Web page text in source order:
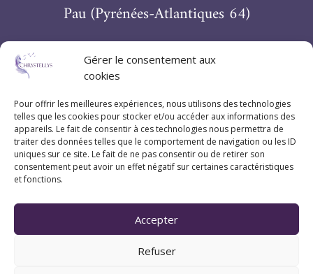
Gérer le consentement aux
cookies
Pour offrir les meilleures expériences, nous utilisons des technologies
telles que les cookies pour stocker et/ou accéder aux informations des
appareils. Le fait de consentir à ces technologies nous permettra de
traiter des données telles que le comportement de navigation ou les ID
uniques sur ce site. Le fait de ne pas consentir ou de retirer son
consentement peut avoir un effet négatif sur certaines caractéristiques
et fonctions.
Accepter
Refuser
Pau (Pyrénées-Atlantiques 64)
Suivez Chrystellys